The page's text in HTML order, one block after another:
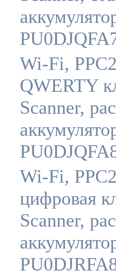
Wi-Fi,
QWERTY
Scanner,
Wi-Fi,
цифровая
Scanner,